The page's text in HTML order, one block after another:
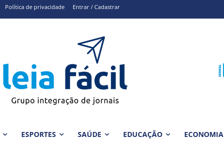
Política de privacidade Entrar / Cadastrar
ESPORTES SAÚDE EDUCAÇÃO ECONOMIA